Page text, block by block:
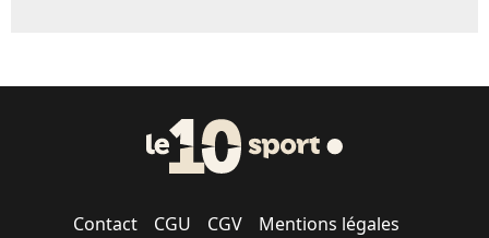
Contact CGU CGV Mentions légales